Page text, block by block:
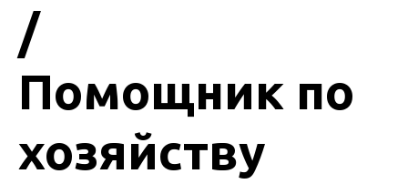
/
Помощник по
хозяйству